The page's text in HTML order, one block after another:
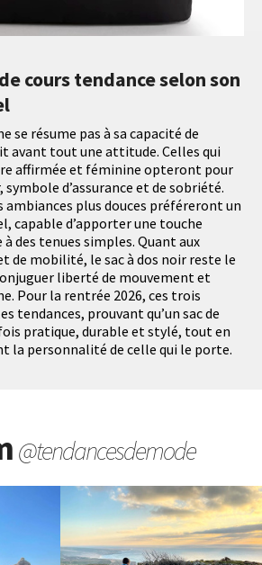
cours tendance selon son
se résume pas à sa capacité de
avant tout une attitude. Celles qui
affirmée et féminine opteront pour
symbole d’assurance et de sobriété.
ambiances plus douces préféreront un
capable d’apporter une touche
des tenues simples. Quant aux
de mobilité, le sac à dos noir reste le
liberté de mouvement et
Pour la rentrée 2026, ces trois
tendances, prouvant qu’un sac de
pratique, durable et stylé, tout en
la personnalité de celle qui le porte.
@tendancesdemode